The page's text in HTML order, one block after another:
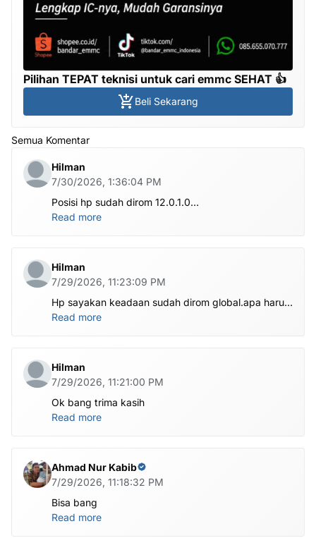
Pilihan TEPAT teknisi untuk cari emmc SEHAT 👍
Beli Sekarang
Semua Komentar
Hilman
7/30/2026, 1:36:04 PM
Posisi hp sudah dirom 12.0.1.0
.habis ubl apa perlu flash Rom lagi om.tolong om
Read more
Hilman
7/29/2026, 11:23:09 PM
Hp sayakan keadaan sudah dirom global.apa harus
ditest poin dlu bang
Read more
Hilman
7/29/2026, 11:21:00 PM
Ok bang trima kasih
Read more
Ahmad Nur Kabib
7/29/2026, 11:18:32 PM
Bisa bang
Read more